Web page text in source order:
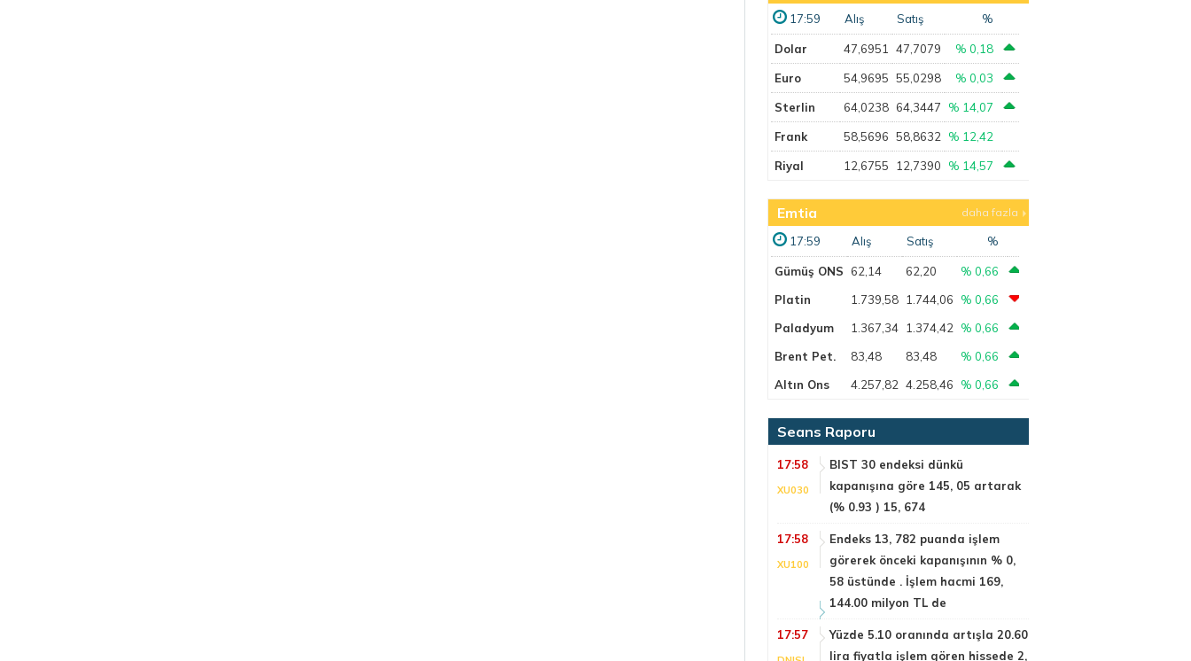
17:59 Alış Satış %
Dolar 47,6951 47,7079 % 0,18
Euro 54,9695 55,0298 % 0,03
Sterlin 64,0238 64,3447 % 14,07
Frank 58,5696 58,8632 % 12,42
Riyal 12,6755 12,7390 % 14,57
Emtia daha fazla
17:59 Alış Satış %
Gümüş ONS 62,14 62,20
% 0,66
Platin
1.739,58 1.744,06
% 0,66
Paladyum
1.367,34 1.374,42
% 0,66
Brent Pet.
83,48 83,48
% 0,66
Altın Ons
4.257,82 4.258,46 % 0,66
Seans Raporu
17:58
XU030
BIST 30 endeksi dünkü
kapanışına göre 145, 05 artarak
(% 0.93 ) 15, 674
17:58
XU100
Endeks 13, 782 puanda işlem
görerek önceki kapanışının % 0,
58 üstünde . İşlem hacmi 169,
144.00 milyon TL de
17:57
Yüzde 5.10 oranında artışla 20.60
lira fiyatla işlem gören hissede 2,